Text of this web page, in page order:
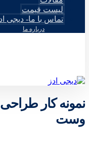
لیست قیمت
تماس با ما- دیجی
درباره ما
نمونه کار
وست